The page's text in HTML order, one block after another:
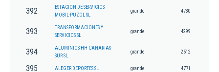
392
ESTACION DE SERVICIOS
MOBIL-PUZOL SL
grande 4730
393
TRANSFORMACIONES Y
SERVICIOS SL
grande 4299
394
ALUMINIOS HH CANARIAS-
SUR SL.
grande 2512
395 ALEGER DEPORTES SL grande 4771